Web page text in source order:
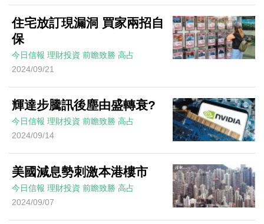
住宅放訂現漏洞 買家兩招自
保
今日信報 理財投資 前瞻致勝 高占
2024/09/21
輝達步騰訊後塵由盛轉衰?
今日信報 理財投資 前瞻致勝 高占
2024/09/14
美國減息勢刺激本港樓市
今日信報 理財投資 前瞻致勝 高占
2024/09/07